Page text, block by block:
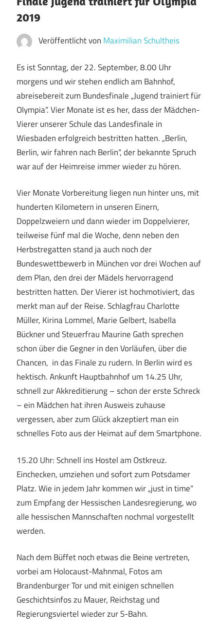
2019
Veröffentlicht von Maximilian Schultheis
Es ist Sonntag, der 22. September, 8.00 Uhr
morgens und wir stehen endlich am Bahnhof,
abreisebereit zum Bundesfinale „Jugend trainiert für
Olympia“. Vier Monate ist es her, dass der Mädchen-
Vierer unserer Schule das Landesfinale in
Wiesbaden erfolgreich bestritten hatten. „Berlin,
Berlin, wir fahren nach Berlin“, der bekannte Spruch
war auf der Heimreise immer wieder zu hören.
Vier Monate Vorbereitung liegen nun hinter uns, mit
hunderten Kilometern in unseren Einern,
Doppelzweiern und dann wieder im Doppelvierer,
teilweise fünf mal die Woche, denn neben den
Herbstregatten stand ja auch noch der
Bundeswettbewerb in München vor drei Wochen auf
dem Plan, den drei der Mädels hervorragend
bestritten hatten. Der Vierer ist hochmotiviert, das
merkt man auf der Reise. Schlagfrau Charlotte
Müller, Kirina Lommel, Marie Gelbert, Isabella
Bückner und Steuerfrau Maurine Gath sprechen
schon über die Gegner in den Vorläufen, über die
Chancen, in das Finale zu rudern. In Berlin wird es
hektisch. Ankunft Hauptbahnhof um 14.25 Uhr,
schnell zur Akkreditierung – schon der erste Schreck
– ein Mädchen hat ihren Ausweis zuhause
vergessen, aber zum Glück akzeptiert man ein
schnelles Foto aus der Heimat auf dem Smartphone.
15.20 Uhr: Schnell ins Hostel am Ostkreuz.
Einchecken, umziehen und sofort zum Potsdamer
Platz. Wie in jedem Jahr kommen wir „just in time“
zum Empfang der Hessischen Landesregierung, wo
alle hessischen Mannschaften nochmal vorgestellt
werden.
Nach dem Büffet noch etwas die Beine vertreten,
vorbei am Holocaust-Mahnmal, Fotos am
Brandenburger Tor und mit einigen schnellen
Geschichtsinfos zu Mauer, Reichstag und
Regierungsviertel wieder zur S-Bahn.